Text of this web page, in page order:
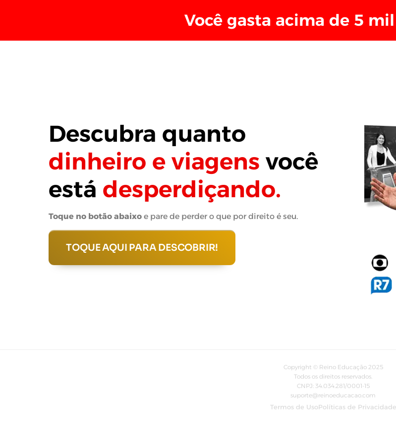
Você gasta acima de 5
Descubra quanto
dinheiro e viagens você
está desperdiçando.
Toque no botão abaixo e pare de perder o que por direito é seu.
TOQUE AQUI PARA DESCOBRIR!
Copyright © Reino Educação 2025
Todos os direitos reservados.
CNPJ: 34.034.281/0001-15
suporte@reinoeducacao.com
Termos de UsoPolíticas de Privacidade